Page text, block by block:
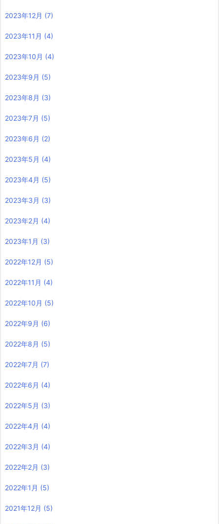
2023年12月 (7)
2023年11月 (4)
2023年10月 (4)
2023年9月 (5)
2023年8月 (3)
2023年7月 (5)
2023年6月 (2)
2023年5月 (4)
2023年4月 (5)
2023年3月 (3)
2023年2月 (4)
2023年1月 (3)
2022年12月 (5)
2022年11月 (4)
2022年10月 (5)
2022年9月 (6)
2022年8月 (5)
2022年7月 (7)
2022年6月 (4)
2022年5月 (3)
2022年4月 (4)
2022年3月 (4)
2022年2月 (3)
2022年1月 (5)
2021年12月 (5)